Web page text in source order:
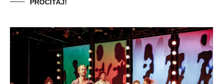
PROČITAJ!